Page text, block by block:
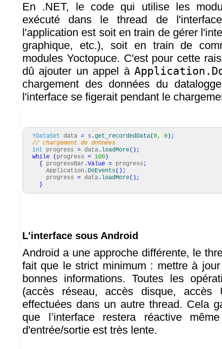
En .NET, le code qui utilise les
exécuté dans le thread de
l'application est soit en train de gérer
graphique, etc.), soit en train de
modules Yoctopuce. C'est pour cette
dû ajouter un appel à
chargement des données du
l'interface se figerait pendant le
YDataSet data = s .get_recordedData(0, 0 ) ;
// chargement de données
int progress = data . loadMore( ) ;
while
( progress < 100 )
{
progressBar .Value = progress ;
Application . DoEvents( ) ;
progress = data . loadMore( ) ;
}
L'interface sous Android
Android a une approche différente, le
fait que le strict minimum : mettre à
bonnes informations. Toutes les
(accès réseau, accès disque, accès
effectuées dans un autre thread. Cela
que l’interface restera réactive
d'entrée/sortie est très lente.